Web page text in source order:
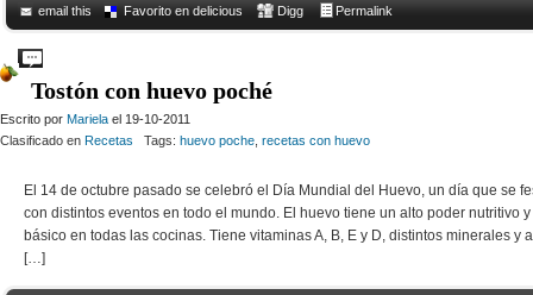
email this Favorito en delicious Digg Permalink
Tostón con huevo poché
Escrito por Mariela el 19-10-2011
Clasificado en Recetas Tags: huevo poche recetas con huevo
El 14 de octubre pasado se celebró el Día Mundial del Huevo, un día que se
con distintos eventos en todo el mundo. El huevo tiene un alto poder nutritivo
básico en todas las cocinas. Tiene vitaminas A, B, E y D, distintos minerales y
[…]